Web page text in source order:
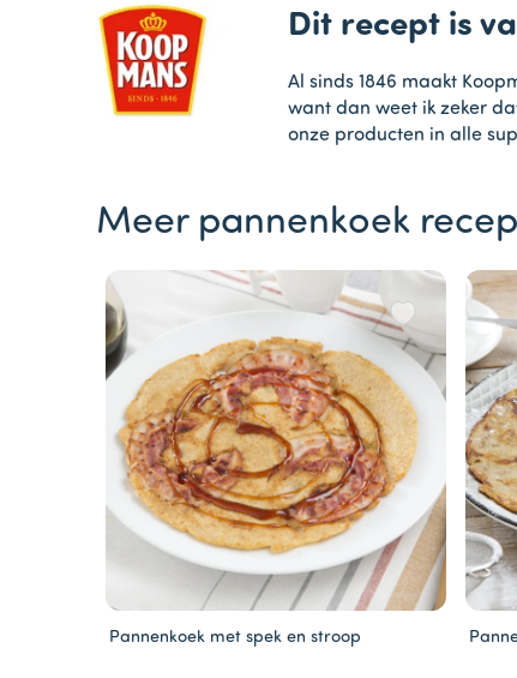
Dit recept is
Al sinds 1846 maakt
want dan weet ik zeker
onze producten in alle
Meer pannenkoek
Pannenkoek met spek en stroop